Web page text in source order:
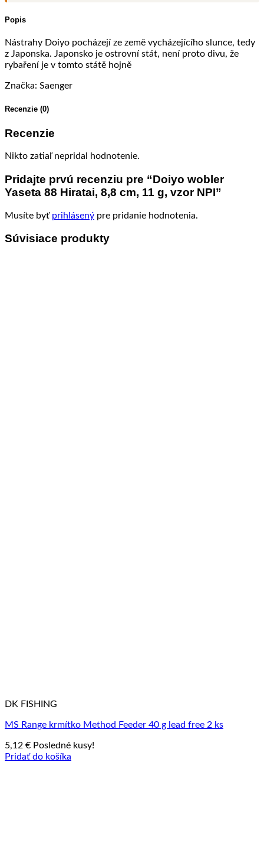
11
vzor
NPI
Popis
Nástrahy Doiyo pocházejí ze země vycházejícího slunce, tedy
z Japonska. Japonsko je ostrovní stát, není proto divu, že
rybaření je v tomto státě hojně
Značka: Saenger
Recenzie (0)
Recenzie
Nikto zatiaľ nepridal hodnotenie.
Pridajte prvú recenziu pre “Doiyo wobler
Yaseta 88 Hiratai, 8,8 cm, 11 g, vzor NPI”
Musíte byť prihlásený pre pridanie hodnotenia.
Súvisiace produkty
DK FISHING
MS Range krmítko Method Feeder 40 g lead free 2 ks
5,12 € Posledné kusy!
Pridať do košíka